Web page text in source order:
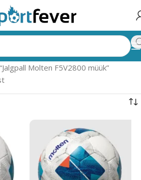
Molten F5V2800 müük”